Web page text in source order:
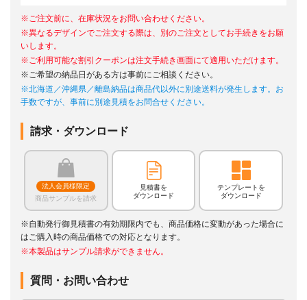
※ご注文前に、在庫状況をお問い合わせください。
※異なるデザインでご注文する際は、別のご注文としてお手続きをお願
いします。
※ご利用可能な割引クーポンは注文手続き画面にて適用いただけます。
※ご希望の納品日がある方は事前にご相談ください。
※北海道／沖縄県／離島納品は商品代以外に別途送料が発生します。お
手数ですが、事前に別途見積をお問合せください。
請求・ダウンロード
法人会員様限定
商品サンプルを請求
見積書を
ダウンロード
テンプレートを
ダウンロード
※自動発行御見積書の有効期限内でも、商品価格に変動があった場合に
はご購入時の商品価格での対応となります。
※本製品はサンプル請求ができません。
質問・お問い合わせ